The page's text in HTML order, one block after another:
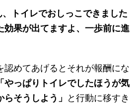
トイレでおしっこできました
効果が出てますよ、一歩前に進
認めてあげるとそれが報酬にな
「やっぱりトイレでしたほうが気
そうしよう」
と行動に移すき